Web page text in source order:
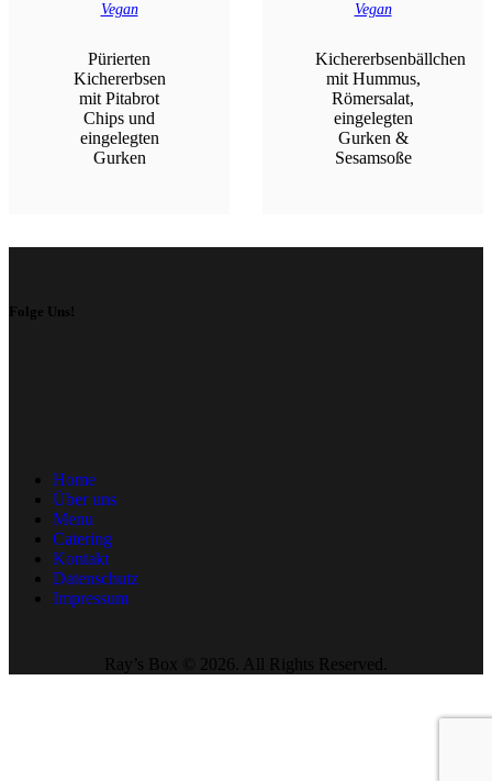
Vegan
Pürierten
Kichererbsen
mit Pitabrot
Chips und
eingelegten
Gurken
Vegan
Kichererbsenbällchen
mit Hummus,
Römersalat,
eingelegten
Gurken &
Sesamsoße
Folge Uns!
Home
Über uns
Menu
Catering
Kontakt
Datenschutz
Impressum
Ray’s Box © 2026. All Rights Reserved.